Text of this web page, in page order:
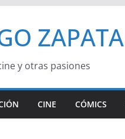
ZAPATA
y otras pasiones
CINE CÓMICS